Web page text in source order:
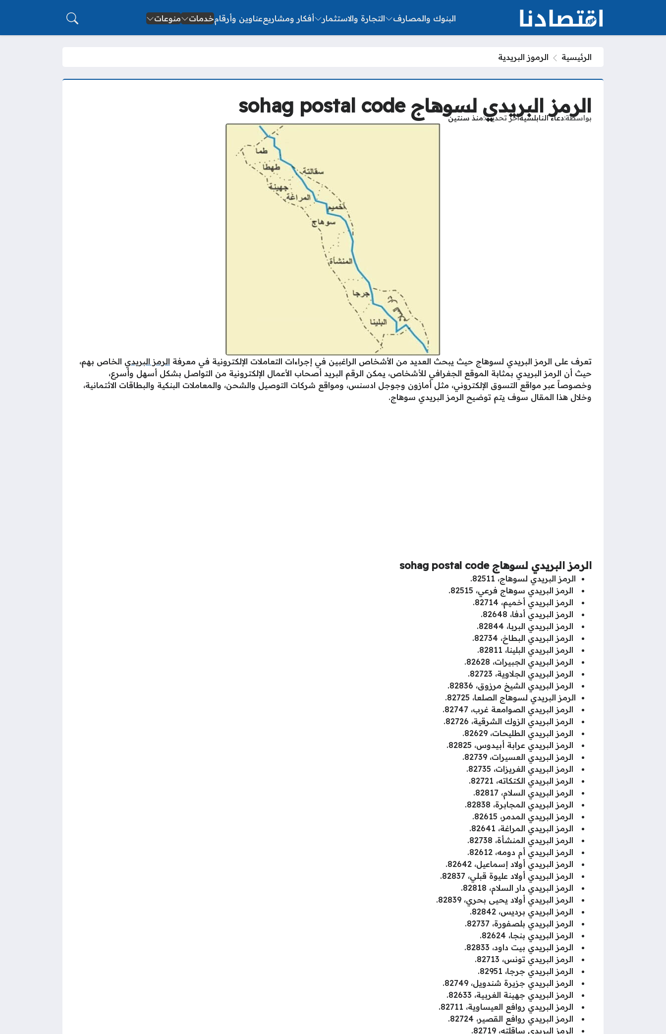
البنوك والمصارف التجارة والاستثمار أفكار ومشاريععناوين وأرقامخدمات منوعات
الرئيسية الرموز البريدية
الرمز البريدي لسوهاج sohag postal code
بواسطةدعاء النابلسيةآخر تحديث منذ سنتين
تعرف على الرمز البريدي لسوهاج حيث يبحث العديد من الأشخاص الراغبين في إجراءات التعاملات الإلكترونية في معرفة الرمز البريدي الخاص بهم،
حيث أن الرمز البريدي بمثابة الموقع الجغرافي للأشخاص، يمكن الرقم البريد أصحاب الأعمال الإلكترونية من التواصل بشكل أسهل وأسرع،
وخصوصاً عبر مواقع التسوق الإلكتروني، مثل أمازون وجوجل ادسنس، ومواقع شركات التوصيل والشحن، والمعاملات البنكية والبطاقات الائتمانية،
وخلال هذا المقال سوف يتم توضيح الرمز البريدي سوهاج.
الرمز البريدي لسوهاج sohag postal code
الرمز البريدي لسوهاج، 82511.
الرمز البريدي سوهاج فرعي، 82515.
الرمز البريدي أخميم، 82714.
الرمز البريدي أدفا، 82648.
الرمز البريدي البربا، 82844.
الرمز البريدي البطاخ، 82734.
الرمز البريدي البلينا، 82811.
الرمز البريدي الجبيرات، 82628.
الرمز البريدي الجلاوية، 82723.
الرمز البريدي الشيخ مرزوق، 82836.
الرمز البريدي لسوهاج الصلعا، 82725.
الرمز البريدي الصوامعة غرب، 82747.
الرمز البريدي الزوك الشرقية، 82726.
الرمز البريدي الطليحات، 82629.
الرمز البريدي عرابة أبيدوس، 82825.
الرمز البريدي العسيرات، 82739.
الرمز البريدي الغريزات، 82735.
الرمز البريدي الكتكاته، 82721.
الرمز البريدي السلام، 82817.
الرمز البريدي المجابرة، 82838.
الرمز البريدي المدمر، 82615.
الرمز البريدي المراغة، 82641.
الرمز البريدي المنشأة، 82738.
الرمز البريدي أم دومه، 82612.
الرمز البريدي أولاد إسماعيل، 82642.
الرمز البريدي أولاد عليوة قبلي، 82837.
الرمز البريدي دار السلام، 82818.
الرمز البريدي أولاد يحيى بحري، 82839.
الرمز البريدي برديس، 82842.
الرمز البريدي بلصفورة، 82737.
الرمز البريدي بنجا، 82624.
الرمز البريدي بيت داود، 82833.
الرمز البريدي تونس، 82713.
الرمز البريدي جرجا، 82951.
الرمز البريدي جزيرة شندويل، 82749.
الرمز البريدي جهينة الغربية، 82633.
الرمز البريدي روافع العيساوية، 82711.
الرمز البريدي روافع القصير، 82724.
الرمز البريدي ساقلته، 82719.